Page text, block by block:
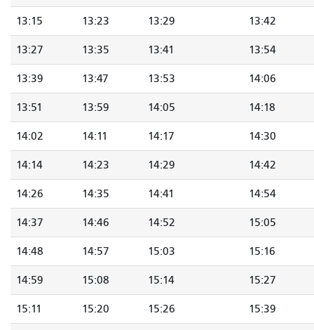
13:15 13:23 13:29 13:42
13:27 13:35 13:41 13:54
13:39 13:47 13:53 14:06
13:51 13:59 14:05 14:18
14:02 14:11 14:17 14:30
14:14 14:23 14:29 14:42
14:26 14:35 14:41 14:54
14:37 14:46 14:52 15:05
14:48 14:57 15:03 15:16
14:59 15:08 15:14 15:27
15:11 15:20 15:26 15:39